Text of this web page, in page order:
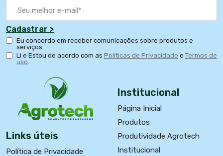
Links úteis
Política de Privacidade
Institucional
Página Inicial
Produtos
Produtividade Agrotech
Institucional
Cadastrar >
Eu concordo em receber comunicações sobre produtos e
serviços.
Li e Estou de acordo com as Políticas de Privacidade e Termos de
uso.